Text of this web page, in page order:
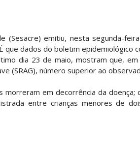
(Sesacre) emitiu, nesta segunda-
que dados do boletim epidemiológico
dia 23 de maio, mostram que,
(SRAG), número superior ao
em decorrência da doença;
entre crianças menores de